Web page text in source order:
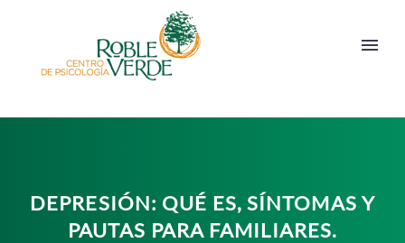
DEPRESIÓN: QUÉ ES, SÍNTOMAS Y
PAUTAS PARA FAMILIARES.